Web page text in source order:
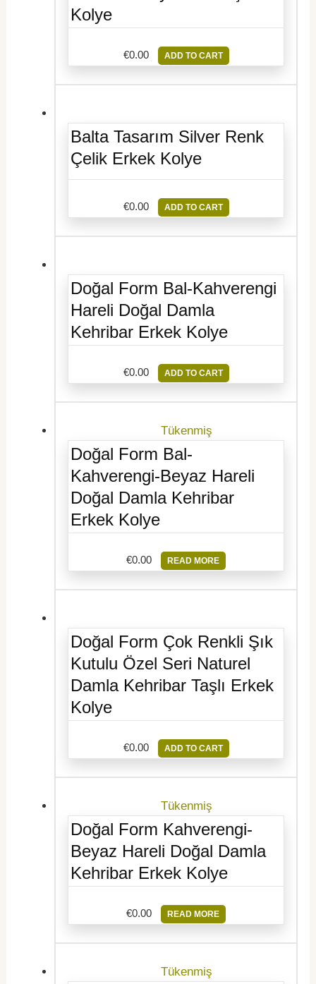
Kolye
€0.00 ADD TO CART
Balta Tasarım Silver Renk
Çelik Erkek Kolye
€0.00 ADD TO CART
Doğal Form Bal-Kahverengi
Hareli Doğal Damla
Kehribar Erkek Kolye
€0.00 ADD TO CART
Tükenmiş
Doğal Form Bal-
Kahverengi-Beyaz Hareli
Doğal Damla Kehribar
Erkek Kolye
€0.00 READ MORE
Doğal Form Çok Renkli Şık
Kutulu Özel Seri Naturel
Damla Kehribar Taşlı Erkek
Kolye
€0.00 ADD TO CART
Tükenmiş
Doğal Form Kahverengi-
Beyaz Hareli Doğal Damla
Kehribar Erkek Kolye
€0.00 READ MORE
Tükenmiş